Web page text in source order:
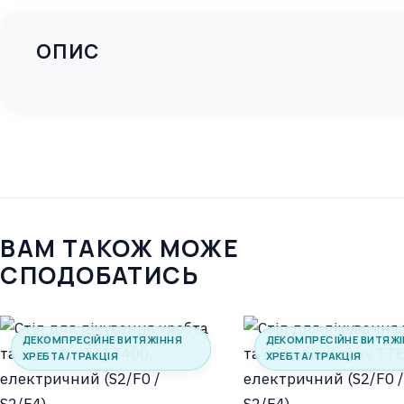
ОПИС
ВАМ ТАКОЖ МОЖЕ
СПОДОБАТИСЬ
ДЕКОМПРЕСІЙНЕ ВИТЯЖІННЯ
ХРЕБТА/ТРАКЦІЯ
ДЕКОМПРЕСІЙНЕ
ХРЕБТА/ТРАКЦІЯ